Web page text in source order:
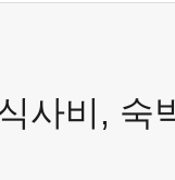
사비 , 숙